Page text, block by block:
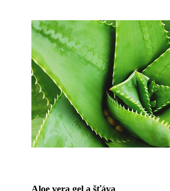
Aloe vera gel a šťáva